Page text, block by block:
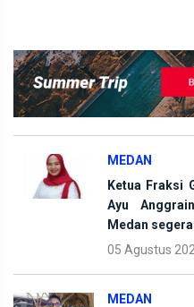
MEDAN
Ketua Fraksi
Ayu
Medan
05 Agustus
MEDAN